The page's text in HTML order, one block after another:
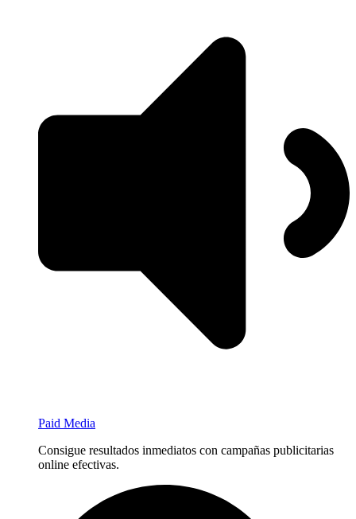
Paid Media
Consigue resultados inmediatos con campañas publicitarias
online efectivas.